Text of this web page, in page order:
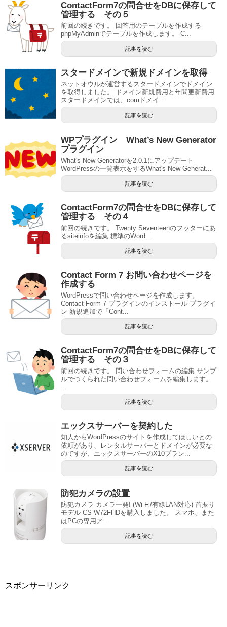
ContactForm7の問合せをDBに保存して
管理する その５
前回の続きです。 回答用のテーブルを作成する
phpMyAdminでテーブルを作成します。 C...
記事を読む
スタードメインで新規ドメインを取得
ネットオウルが運営するスタードメインでドメイン
を取得しました。 ドメイン新規費用と年間更新費用
スタードメインでは、comドメイ...
記事を読む
WPプラグイン What’s New Generator
プラグイン
What's New Generatorを2.0.1にアップデート
WordPressの一覧表示をするWhat's New Generat...
記事を読む
ContactForm7の問合せをDBに保存して
管理する その４
前回の続きです。 Twenty Seventeenのフッターにあ
るsiteinfoを編集 標準のWord...
記事を読む
Contact Form 7 お問い合わせページを
作成する
WordPressで問い合わせページを作成します。
Contact Form 7 プラグインのインストール プラグイ
ン-新規追加で「Cont...
記事を読む
ContactForm7の問合せをDBに保存して
管理する その３
前回の続きです。 問い合わせフォームの編集 サンプ
ルでつくられた問い合わせフォームを編集します。
...
記事を読む
エックスサーバーを契約した
知人からWordPressのサイトを作成してほしいとの
依頼があり、レンタルサーバーとドメインが必要な
のですが、エックスサーバーのX10プラン...
記事を読む
防犯カメラの設置
防犯カメラ カメラ一発! (Wi-Fi/有線LAN対応) 首振り
モデル CS-W72FHDを購入しました。 スマホ、また
はPCの専用ア...
記事を読む
スポンサーリンク